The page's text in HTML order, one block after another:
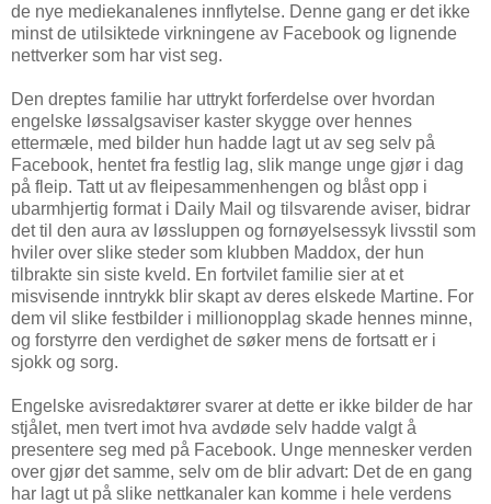
de nye mediekanalenes innflytelse. Denne gang er det ikke
minst de utilsiktede virkningene av Facebook og lignende
nettverker som har vist seg.
Den dreptes familie har uttrykt forferdelse over hvordan
engelske løssalgsaviser kaster skygge over hennes
ettermæle, med bilder hun hadde lagt ut av seg selv på
Facebook, hentet fra festlig lag, slik mange unge gjør i dag
på fleip. Tatt ut av fleipesammenhengen og blåst opp i
ubarmhjertig format i Daily Mail og tilsvarende aviser, bidrar
det til den aura av løssluppen og fornøyelsessyk livsstil som
hviler over slike steder som klubben Maddox, der hun
tilbrakte sin siste kveld. En fortvilet familie sier at et
misvisende inntrykk blir skapt av deres elskede Martine. For
dem vil slike festbilder i millionopplag skade hennes minne,
og forstyrre den verdighet de søker mens de fortsatt er i
sjokk og sorg.
Engelske avisredaktører svarer at dette er ikke bilder de har
stjålet, men tvert imot hva avdøde selv hadde valgt å
presentere seg med på Facebook. Unge mennesker verden
over gjør det samme, selv om de blir advart: Det de en gang
har lagt ut på slike nettkanaler kan komme i hele verdens